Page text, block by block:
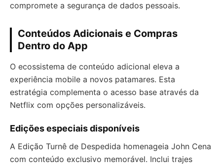
compromete a segurança de dados pessoais.
Conteúdos Adicionais e Compras
Dentro do App
O ecossistema de conteúdo adicional eleva a
experiência mobile a novos patamares. Esta
estratégia complementa o acesso base através da
Netflix com opções personalizáveis.
Edições especiais disponíveis
A Edição Turnê de Despedida homenageia John Cena
com conteúdo exclusivo memorável. Inclui trajes